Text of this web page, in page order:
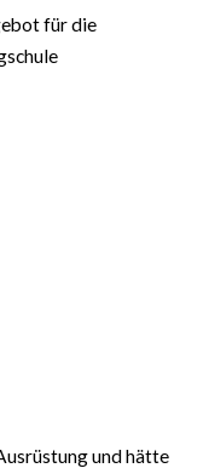
für die
und hätte